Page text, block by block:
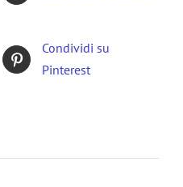
Condividi su
Pinterest